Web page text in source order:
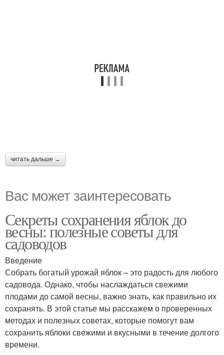
читать дальше →
Вас может заинтересовать
Секреты сохранения яблок до
весны: полезные советы для
садоводов
Введение
Собрать богатый урожай яблок – это радость для любого
садовода. Однако, чтобы наслаждаться свежими
плодами до самой весны, важно знать, как правильно их
сохранять. В этой статье мы расскажем о проверенных
методах и полезных советах, которые помогут вам
сохранить яблоки свежими и вкусными в течение долгого
времени.